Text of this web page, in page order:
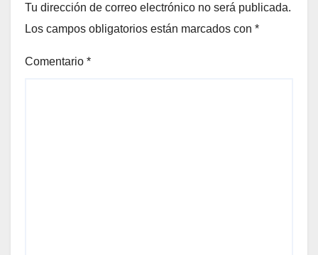
Tu dirección de correo electrónico no será publicada.
Los campos obligatorios están marcados con *
Comentario *